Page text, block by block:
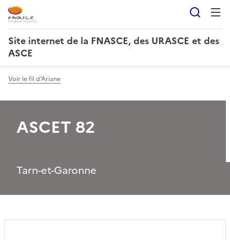
Site internet de la FNASCE, des URASCE et des
ASCE
Voir le fil d'Ariane
ASCET 82
Tarn-et-Garonne